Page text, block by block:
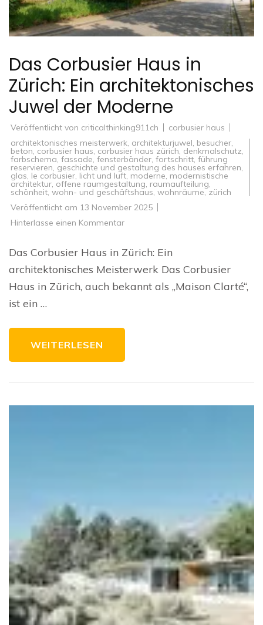
Das Corbusier Haus in
Zürich: Ein architektonisches
Juwel der Moderne
Veröffentlicht von criticalthinking911ch
corbusier haus
architektonisches meisterwerk, architekturjuwel, besucher,
beton, corbusier haus, corbusier haus zürich, denkmalschutz,
farbschema, fassade, fensterbänder, fortschritt, führung
reservieren, geschichte und gestaltung des hauses erfahren,
glas, le corbusier, licht und luft, moderne, modernistische
architektur, offene raumgestaltung, raumaufteilung,
schönheit, wohn- und geschäftshaus, wohnräume,zürich
Veröffentlicht am 13 November 2025
Hinterlasse einen Kommentarzu
Haus
in
Ein
Juwel
Das Corbusier Haus in Zürich: Ein
architektonisches Meisterwerk Das Corbusier
Haus in Zürich, auch bekannt als „Maison Clarté“,
ist ein …
WEITERLESEN